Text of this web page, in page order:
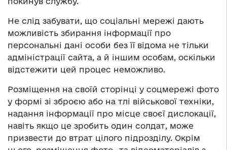
Не слід забувати, що соціальні мережі дають
можливість збирання інформації про
персональні дані особи без її відома не тільки
адміністрації сайта, а й іншим особам, оскільки
відстежити цей процес неможливо.
Розміщення на своїй сторінці у соцмережі фото
у формі зі зброєю або на тлі військової техніки,
надання інформації про місце своєї дислокації,
навіть якщо це зробить один солдат, може
призвести до втрат цілого підрозділу. Окрім